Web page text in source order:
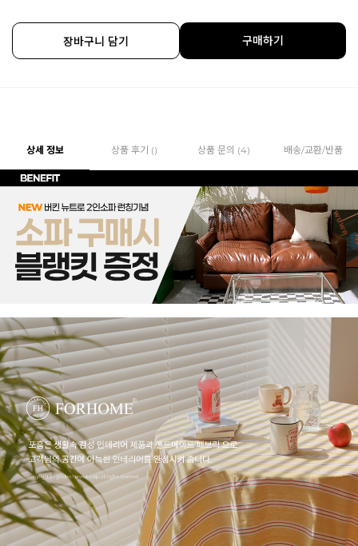
장바구니 담기 구매하기
상세 정보 상품 후기 () 상품 문의 (4) 배송/교환/반품